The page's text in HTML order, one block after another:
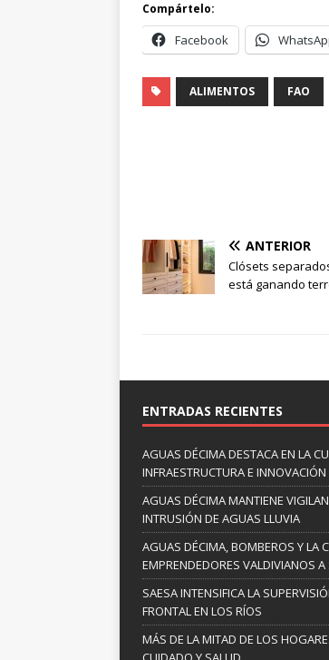
Compártelo:
Facebook
ALIMENTOS FAO
ANTERIOR
Clósets
está ganando
ENTRADAS RECIENTES
AGUAS DÉCIMA DESTACA EN LA
INFRAESTRUCTURA E INNOVACIÓN
AGUAS DÉCIMA MANTIENE
INTRUSIÓN DE AGUAS LLUVIA
AGUAS DÉCIMA, BOMBEROS Y LA
EMPRENDEDORES VALDIVIANOS
SAESA INTENSIFICA LA
FRONTAL EN LOS RÍOS
MÁS DE LA MITAD DE LOS